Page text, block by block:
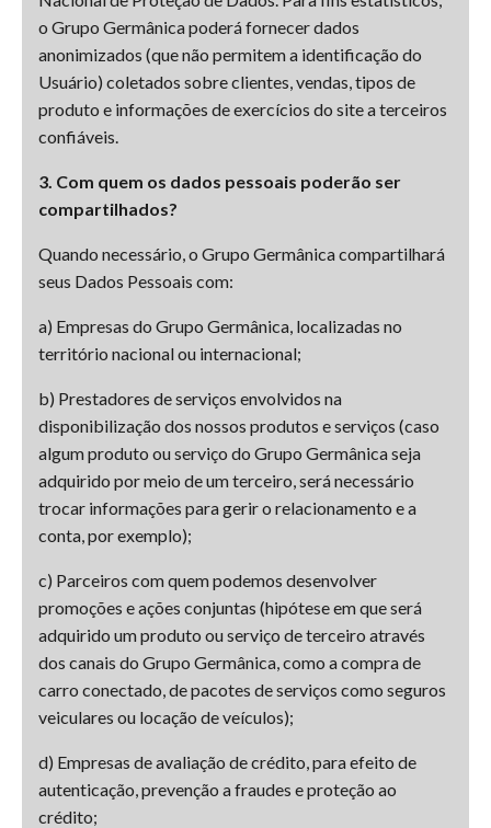
o Grupo Germânica poderá fornecer dados
anonimizados (que não permitem a identificação do
Usuário) coletados sobre clientes, vendas, tipos de
produto e informações de exercícios do site a terceiros
confiáveis.
3. Com quem os dados pessoais poderão ser
compartilhados?
Quando necessário, o Grupo Germânica compartilhará
seus Dados Pessoais com:
a) Empresas do Grupo Germânica, localizadas no
território nacional ou internacional;
b) Prestadores de serviços envolvidos na
disponibilização dos nossos produtos e serviços (caso
algum produto ou serviço do Grupo Germânica seja
adquirido por meio de um terceiro, será necessário
trocar informações para gerir o relacionamento e a
conta, por exemplo);
c) Parceiros com quem podemos desenvolver
promoções e ações conjuntas (hipótese em que será
adquirido um produto ou serviço de terceiro através
dos canais do Grupo Germânica, como a compra de
carro conectado, de pacotes de serviços como seguros
veiculares ou locação de veículos);
d) Empresas de avaliação de crédito, para efeito de
autenticação, prevenção a fraudes e proteção ao
crédito;